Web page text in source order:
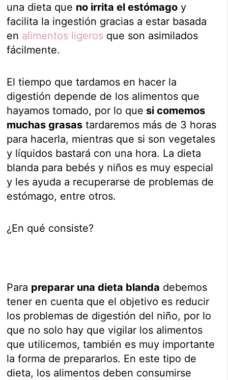
una dieta que no irrita el estómago y
facilita la ingestión gracias a estar basada
en alimentos ligeros que son asimilados
fácilmente.
El tiempo que tardamos en hacer la
digestión depende de los alimentos que
hayamos tomado, por lo que si comemos
muchas grasas tardaremos más de 3 horas
para hacerla, mientras que si son vegetales
y líquidos bastará con una hora. La dieta
blanda para bebés y niños es muy especial
y les ayuda a recuperarse de problemas de
estómago, entre otros.
¿En qué consiste?
Para preparar una dieta blanda debemos
tener en cuenta que el objetivo es reducir
los problemas de digestión del niño, por lo
que no solo hay que vigilar los alimentos
que utilicemos, también es muy importante
la forma de prepararlos. En este tipo de
dieta, los alimentos deben consumirse